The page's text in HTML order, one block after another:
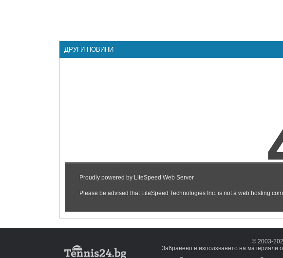
ДРУГИ НОВИНИ
© 2003-
Забранено е използването на материали